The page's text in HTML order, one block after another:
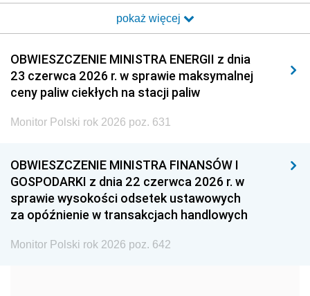
2017 2016 2015
2014 2013 2012
2011 2010 2009
2008 2007 2006
2001
1997
1996 1995 1994
1993 1992 1991
pokaż więcej
OBWIESZCZENIE MINISTRA ENERGII z dnia
23 czerwca 2026 r. w sprawie maksymalnej
ceny paliw ciekłych na stacji paliw
Monitor Polski rok 2026 poz. 631
OBWIESZCZENIE MINISTRA FINANSÓW I
GOSPODARKI z dnia 22 czerwca 2026 r. w
sprawie wysokości odsetek ustawowych
za opóźnienie w transakcjach handlowych
Monitor Polski rok 2026 poz. 642